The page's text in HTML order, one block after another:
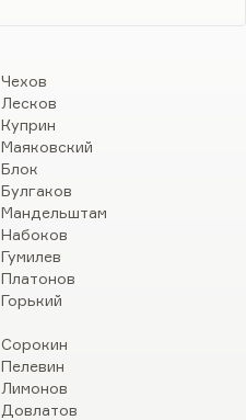
Чехов
Лесков
Куприн
Маяковский
Блок
Булгаков
Мандельштам
Набоков
Гумилев
Платонов
Горький
Сорокин
Пелевин
Лимонов
Довлатов